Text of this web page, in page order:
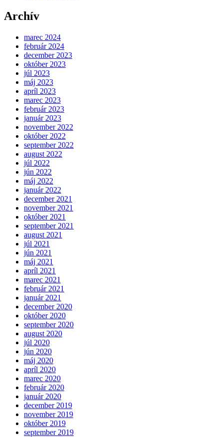
Archív
marec 2024
február 2024
december 2023
október 2023
júl 2023
máj 2023
apríl 2023
marec 2023
február 2023
január 2023
november 2022
október 2022
september 2022
august 2022
júl 2022
jún 2022
máj 2022
január 2022
december 2021
november 2021
október 2021
september 2021
august 2021
júl 2021
jún 2021
máj 2021
apríl 2021
marec 2021
február 2021
január 2021
december 2020
október 2020
september 2020
august 2020
júl 2020
jún 2020
máj 2020
apríl 2020
marec 2020
február 2020
január 2020
december 2019
november 2019
október 2019
september 2019